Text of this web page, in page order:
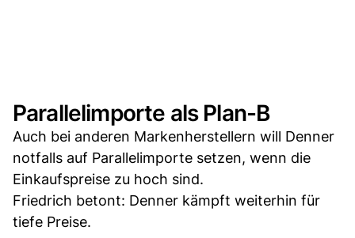
Parallelimporte als Plan-B
Auch bei anderen Markenherstellern will Denner
notfalls auf Parallelimporte setzen, wenn die
Einkaufspreise zu hoch sind.
Friedrich betont: Denner kämpft weiterhin für
tiefe Preise.